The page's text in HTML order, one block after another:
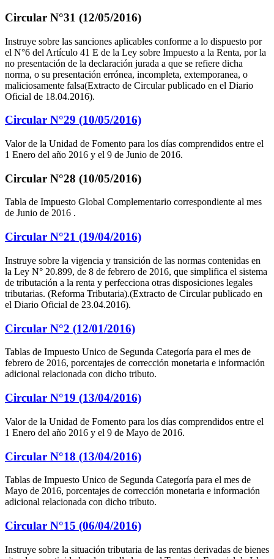
Circular N°31 (12/05/2016)
Instruye sobre las sanciones aplicables conforme a lo dispuesto por
el N°6 del Artículo 41 E de la Ley sobre Impuesto a la Renta, por la
no presentación de la declaración jurada a que se refiere dicha
norma, o su presentación errónea, incompleta, extemporanea, o
maliciosamente falsa(Extracto de Circular publicado en el Diario
Oficial de 18.04.2016).
Circular N°29 (10/05/2016)
Valor de la Unidad de Fomento para los días comprendidos entre el
1 Enero del año 2016 y el 9 de Junio de 2016.
Circular N°28 (10/05/2016)
Tabla de Impuesto Global Complementario correspondiente al mes
de Junio de 2016 .
Circular N°21 (19/04/2016)
Instruye sobre la vigencia y transición de las normas contenidas en
la Ley N° 20.899, de 8 de febrero de 2016, que simplifica el sistema
de tributación a la renta y perfecciona otras disposiciones legales
tributarias. (Reforma Tributaria).(Extracto de Circular publicado en
el Diario Oficial de 23.04.2016).
Circular N°2 (12/01/2016)
Tablas de Impuesto Unico de Segunda Categoría para el mes de
febrero de 2016, porcentajes de corrección monetaria e información
adicional relacionada con dicho tributo.
Circular N°19 (13/04/2016)
Valor de la Unidad de Fomento para los días comprendidos entre el
1 Enero del año 2016 y el 9 de Mayo de 2016.
Circular N°18 (13/04/2016)
Tablas de Impuesto Unico de Segunda Categoría para el mes de
Mayo de 2016, porcentajes de corrección monetaria e información
adicional relacionada con dicho tributo.
Circular N°15 (06/04/2016)
Instruye sobre la situación tributaria de las rentas derivadas de bienes